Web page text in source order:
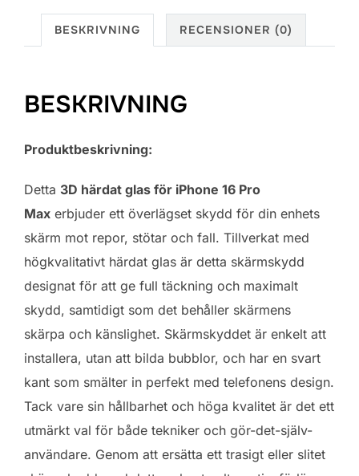
Härdat
Svart
mängd
BESKRIVNING RECENSIONER (0)
BESKRIVNING
Produktbeskrivning:
Detta 3D härdat glas för iPhone 16 Pro
Max erbjuder ett överlägset skydd för din enhets
skärm mot repor, stötar och fall. Tillverkat med
högkvalitativt härdat glas är detta skärmskydd
designat för att ge full täckning och maximalt
skydd, samtidigt som det behåller skärmens
skärpa och känslighet. Skärmskyddet är enkelt att
installera, utan att bilda bubblor, och har en svart
kant som smälter in perfekt med telefonens design.
Tack vare sin hållbarhet och höga kvalitet är det ett
utmärkt val för både tekniker och gör-det-själv-
användare. Genom att ersätta ett trasigt eller slitet